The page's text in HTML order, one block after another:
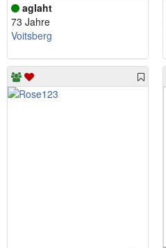
aglaht
73 Jahre
Voitsberg